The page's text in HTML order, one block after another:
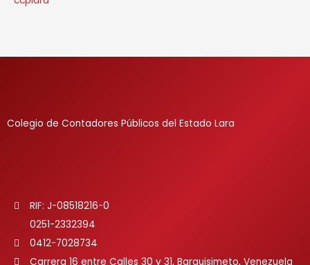
Colegio de Contadores Públicos del Estado Lara
RIF: J-08518216-0
0251-2332394
0412-7028734
Carrera 16 entre Calles 30 y 31, Barquisimeto, Venezuela